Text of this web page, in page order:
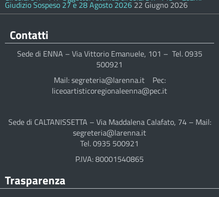
Giudizio Sospeso 27 e 28 Agosto 2026 22 Giugno 2026
Contatti
Sede di ENNA – Via Vittorio Emanuele, 101 – Tel. 0935
500921
Mail: segreteria@larenna.it Pec:
liceoartisticoregionaleenna@pec.it
Sede di CALTANISSETTA – Via Maddalena Calafato, 74 – Mail:
segreteria@larenna.it
Tel. 0935 500921
P.IVA: 80001540865
Trasparenza